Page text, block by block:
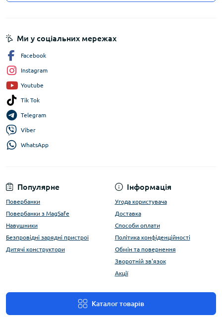
Популярне
Повербанки
Повербанки з MagSafe
Навушники
Безпровідні зарядні пристрої
Дитячі конструктори
Інформація
Угода користувача
Доставка
Способи оплати
Політика конфіденційності
Обмін та повернення
Зворотній зв'язок
Акції
Каталог товарів
Ми у соціальних мережах
Facebook
Instagram
Youtube
Tik Tok
Telegram
Viber
WhatsApp